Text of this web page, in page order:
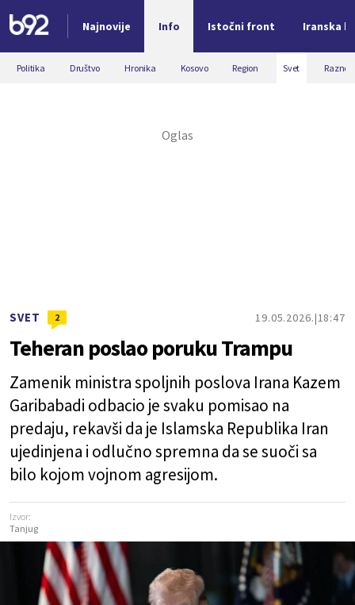
Najnovije Info Istočni front Iranska
Nova vest
Politika Društvo Hronika Kosovo Region Svet Razno
SVET 2 19.05.2026. 18:47
Teheran poslao poruku Trampu
Zamenik ministra spoljnih poslova Irana Kazem
Garibabadi odbacio je svaku pomisao na
predaju, rekavši da je Islamska Republika Iran
ujedinjena i odlučno spremna da se suoči sa
bilo kojom vojnom agresijom.
Izvor:
Tanjug